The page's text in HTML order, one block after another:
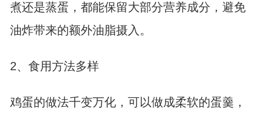
煮还是蒸蛋，都能保留大部分营养成分，避免
油炸带来的额外油脂摄入。
2、食用方法多样
鸡蛋的做法千变万化，可以做成柔软的蛋羹，